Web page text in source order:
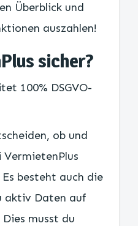
Überblick und
auszahlen!
sicher?
100% DSGVO-
ob und
besteht auch die
aktiv Daten auf
musst du